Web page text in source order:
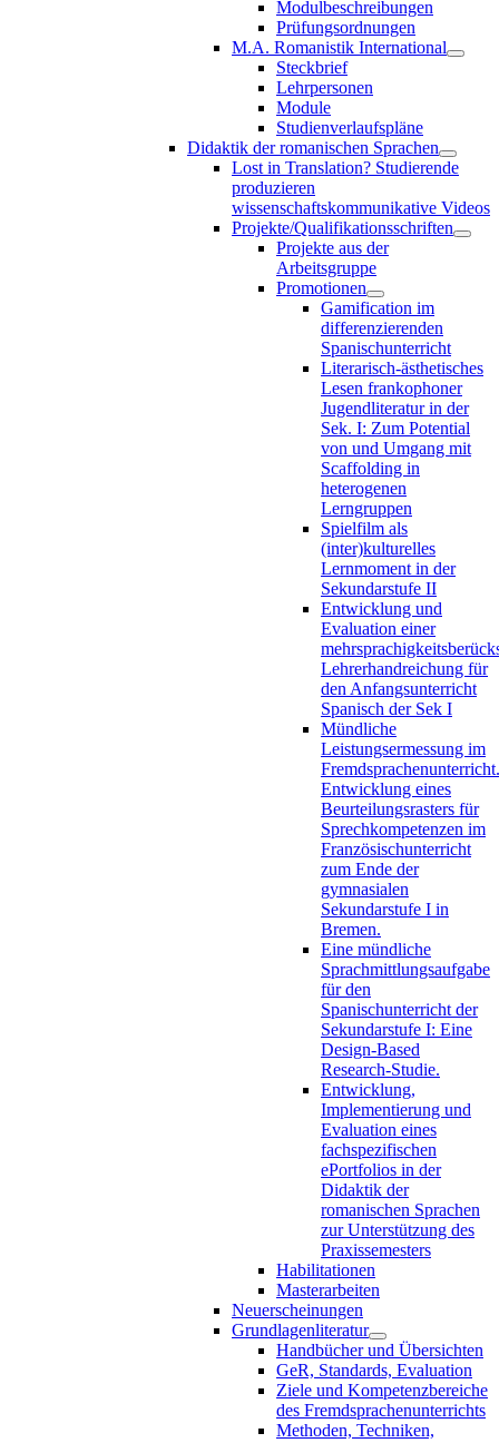
Modulbeschreibungen
Prüfungsordnungen
M.A. Romanistik International
Steckbrief
Lehrpersonen
Module
Studienverlaufspläne
Didaktik der romanischen Sprachen
Lost in Translation? Studierende
produzieren
wissenschaftskommunikative Videos
Projekte/Qualifikationsschriften
Projekte aus der
Arbeitsgruppe
Promotionen
Gamification im
differenzierenden
Spanischunterricht
Literarisch-ästhetisches
Lesen frankophoner
Jugendliteratur in der
Sek. I: Zum Potential
von und Umgang mit
Scaffolding in
heterogenen
Lerngruppen
Spielfilm als
(inter)kulturelles
Lernmoment in der
Sekundarstufe II
Entwicklung und
Evaluation einer
Lehrerhandreichung für
den Anfangsunterricht
Spanisch der Sek I
Mündliche
Leistungsermessung im
Fremdsprachenunterricht.
Entwicklung eines
Beurteilungsrasters für
Sprechkompetenzen im
Französischunterricht
zum Ende der
gymnasialen
Sekundarstufe I in
Bremen.
Eine mündliche
Sprachmittlungsaufgabe
für den
Spanischunterricht der
Sekundarstufe I: Eine
Design-Based
Research-Studie.
Entwicklung,
Implementierung und
Evaluation eines
fachspezifischen
ePortfolios in der
Didaktik der
romanischen Sprachen
zur Unterstützung des
Praxissemesters
Habilitationen
Masterarbeiten
Neuerscheinungen
Grundlagenliteratur
Handbücher und Übersichten
GeR, Standards, Evaluation
Ziele und Kompetenzbereiche
des Fremdsprachenunterrichts
Methoden, Techniken,